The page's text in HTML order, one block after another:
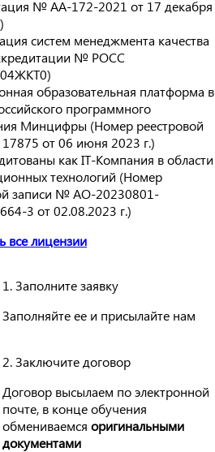
№ АА-172-2021 от 17 декабря
систем менеджмента качества
№ РОСС
образовательная платформа в
программного
Минцифры (Номер реестровой
от 06 июня 2023 г.)
как IT-Компания в области
технологий (Номер
записи № АО-20230801-
3 от 02.08.2023 г.)
все лицензии
1. Заполните заявку
Заполняйте ее и присылайте нам
2. Заключите договор
Договор высылаем по электронной
почте, в конце обучения
обмениваемся оригинальными
документами